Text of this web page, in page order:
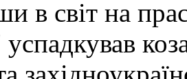
в світ на